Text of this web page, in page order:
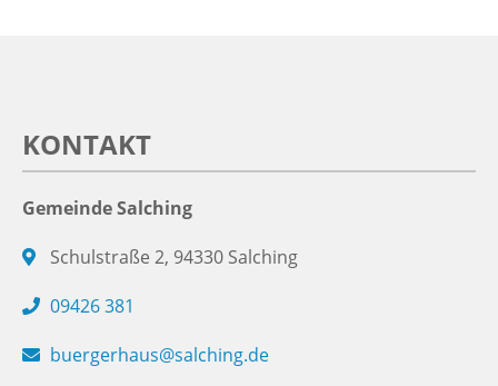
KONTAKT
Gemeinde Salching
Schulstraße 2, 94330 Salching
09426 381
buergerhaus@salching.de